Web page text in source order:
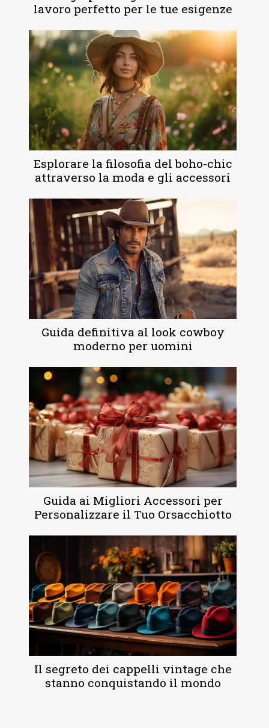
lavoro perfetto per le tue esigenze
Esplorare la filosofia del boho-chic
attraverso la moda e gli accessori
Guida definitiva al look cowboy
moderno per uomini
Guida ai Migliori Accessori per
Personalizzare il Tuo Orsacchiotto
Il segreto dei cappelli vintage che
stanno conquistando il mondo